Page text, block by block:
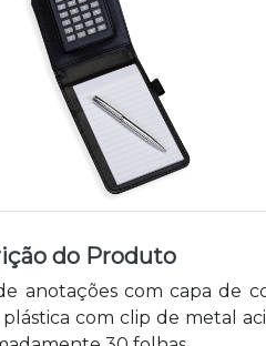
do Produto
anotações com capa de
com clip de metal